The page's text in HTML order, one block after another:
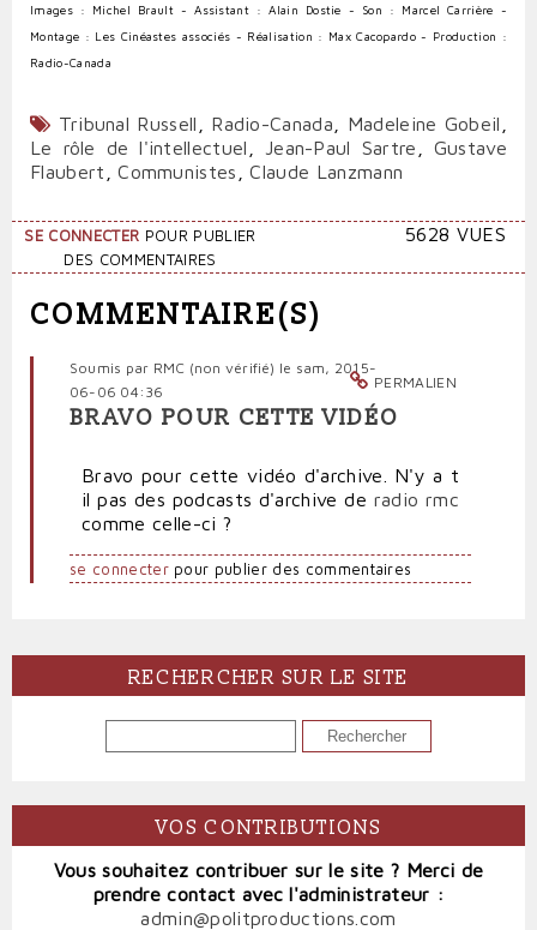
Images : Michel Brault- Assistant : Alain Dostie - Son : Marcel Carrière -
Montage : Les Cinéastes associés - Réalisation : Max Cacopardo - Production :
Radio-Canada
Tribunal Russell Radio-Canada Madeleine Gobeil
Le rôle de l'intellectuel
Jean-Paul Sartre
Gustave
Flaubert ,Communistes ,Claude Lanzmann
SE CONNECTER POUR PUBLIER
DES COMMENTAIRES
5628 VUES
COMMENTAIRE(S)
PERMALIEN
Soumis par RMC (non vérifié) le sam, 2015-
06-06 04:36
BRAVO POUR CETTE VIDÉO
Bravo pour cette vidéo d'archive. N'y a t
il pas des podcasts d'archive de radio rmc
comme celle-ci ?
se connecterpour publier des commentaires
RECHERCHER SUR LE SITE
RECHERCHER
VOS CONTRIBUTIONS
Vous souhaitez contribuer sur le site ? Merci de
prendre contact avec l'administrateur :
admin@politproductions.com